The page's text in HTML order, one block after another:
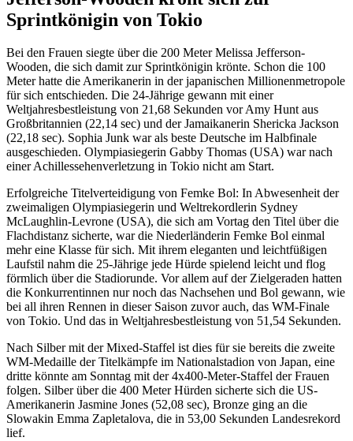
Sprintkönigin von Tokio
Bei den Frauen siegte über die 200 Meter Melissa Jefferson-
Wooden, die sich damit zur Sprintkönigin krönte. Schon die 100
Meter hatte die Amerikanerin in der japanischen Millionenmetropole
für sich entschieden. Die 24-Jährige gewann mit einer
Weltjahresbestleistung von 21,68 Sekunden vor Amy Hunt aus
Großbritannien (22,14 sec) und der Jamaikanerin Shericka Jackson
(22,18 sec). Sophia Junk war als beste Deutsche im Halbfinale
ausgeschieden. Olympiasiegerin Gabby Thomas (USA) war nach
einer Achillessehenverletzung in Tokio nicht am Start.
Erfolgreiche Titelverteidigung von Femke Bol: In Abwesenheit der
zweimaligen Olympiasiegerin und Weltrekordlerin Sydney
McLaughlin-Levrone (USA), die sich am Vortag den Titel über die
Flachdistanz sicherte, war die Niederländerin Femke Bol einmal
mehr eine Klasse für sich. Mit ihrem eleganten und leichtfüßigen
Laufstil nahm die 25-Jährige jede Hürde spielend leicht und flog
förmlich über die Stadiorunde. Vor allem auf der Zielgeraden hatten
die Konkurrentinnen nur noch das Nachsehen und Bol gewann, wie
bei all ihren Rennen in dieser Saison zuvor auch, das WM-Finale
von Tokio. Und das in Weltjahresbestleistung von 51,54 Sekunden.
Nach Silber mit der Mixed-Staffel ist dies für sie bereits die zweite
WM-Medaille der Titelkämpfe im Nationalstadion von Japan, eine
dritte könnte am Sonntag mit der 4x400-Meter-Staffel der Frauen
folgen. Silber über die 400 Meter Hürden sicherte sich die US-
Amerikanerin Jasmine Jones (52,08 sec), Bronze ging an die
Slowakin Emma Zapletalova, die in 53,00 Sekunden Landesrekord
lief.